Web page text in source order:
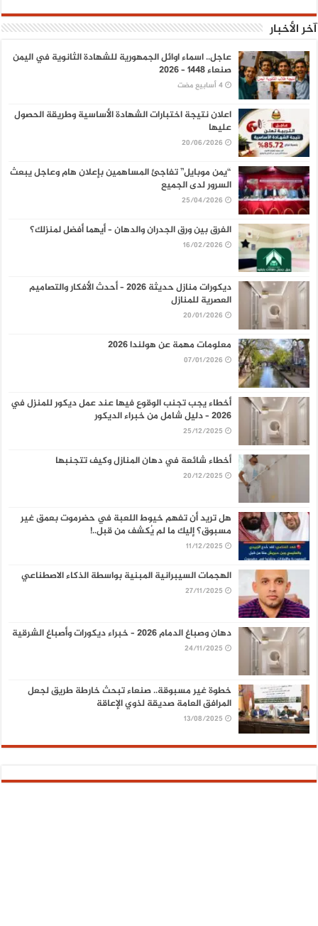
آخر الأخبار
عاجل.. اسماء اوائل الجمهورية للشهادة الثانوية في اليمن
صنعاء 1448 – 2026
اعلان نتيجة اختبارات الشهادة الأساسية وطريقة الحصول
عليها
20/06/2026
“يمن موبايل” تفاجئ المساهمين بإعلان هام وعاجل يبعث
السرور لدى الجميع
25/04/2026
الفرق بين ورق الجدران والدهان – أيهما أفضل لمنزلك؟
16/02/2026
ديكورات منازل حديثة 2026 – أحدث الأفكار والتصاميم
العصرية للمنازل
20/01/2026
معلومات مهمة عن هولندا 2026
07/01/2026
أخطاء يجب تجنب الوقوع فيها عند عمل ديكور للمنزل في
2026 – دليل شامل من خبراء الديكور
25/12/2025
أخطاء شائعة في دهان المنازل وكيف تتجنبها
20/12/2025
هل تريد أن تفهم خيوط اللعبة في حضرموت بعمق غير
مسبوق؟ إليك ما لم يُكشف من قبل..!
11/12/2025
الهجمات السيبرانية المبنية بواسطة الذكاء الاصطناعي
27/11/2025
دهان وصباغ الدمام 2026 – خبراء ديكورات وأصباغ الشرقية
24/11/2025
خطوة غير مسبوقة.. صنعاء تبحث خارطة طريق لجعل
المرافق العامة صديقة لذوي الإعاقة
13/08/2025